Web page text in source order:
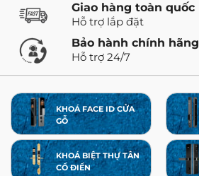
Giao hàng toàn quốc
Hỗ trợ lắp đặt
Bảo hành chính hãng
Hỗ trợ 24/7
KHOÁ FACE ID CỬA
GỖ
KHOÁ BIỆT THỰ TÂN
CỔ ĐIỂN